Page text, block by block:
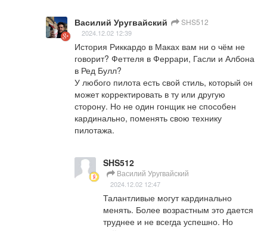
Василий Уругвайский SHS512
2024.12.02 12:39
История Риккардо в Маках вам ни о чём не
говорит? Феттеля в Феррари, Гасли и Албона
в Ред Булл?
У любого пилота есть свой стиль, который он
может корректировать в ту или другую
сторону. Но не один гонщик не способен
кардинально, поменять свою технику
пилотажа.
SHS512
Василий Уругвайский
2024.12.02 12:47
Талантливые могут кардинально
менять. Более возрастным это дается
труднее и не всегда успешно. Но